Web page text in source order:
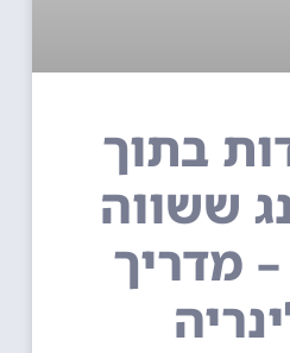
בתוך
ששווה
מדריך